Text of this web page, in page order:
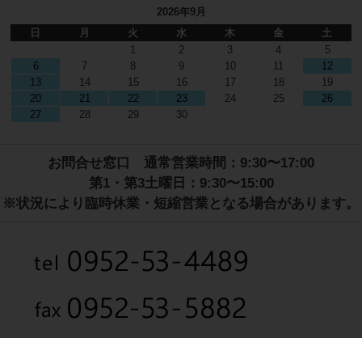
2026年9月
日
月 火 水 木 金
土
1
2 3 4
5
6
7 8 9 10 11
12
13
14 15 16 17 18
19
20
21 22 23 24 25
26
27
28 29 30
お問合せ窓口 通常営業時間：9:30〜17:00
第1・第3土曜日：9:30〜15:00
※状況により臨時休業・短縮営業となる場合があります。